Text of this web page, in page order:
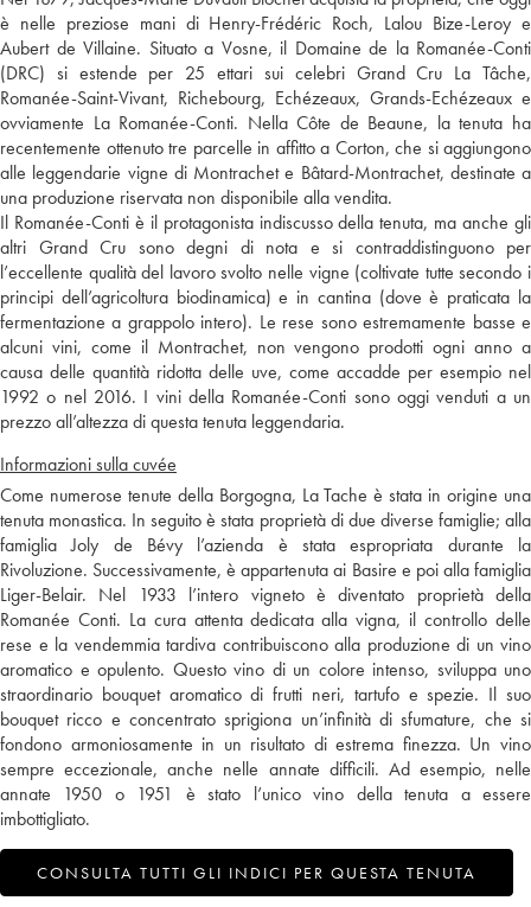
è nelle preziose mani di Henry-Frédéric Roch, Lalou Bize-Leroy e
Aubert de Villaine. Situato a Vosne, il Domaine de la Romanée-Conti
(DRC) si estende per 25 ettari sui celebri Grand Cru La Tâche,
Romanée-Saint-Vivant, Richebourg, Echézeaux, Grands-Echézeaux e
ovviamente La Romanée-Conti. Nella Côte de Beaune, la tenuta ha
recentemente ottenuto tre parcelle in affitto a Corton, che si aggiungono
alle leggendarie vigne di Montrachet e Bâtard-Montrachet, destinate a
una produzione riservata non disponibile alla vendita.
Il Romanée-Conti è il protagonista indiscusso della tenuta, ma anche gli
altri Grand Cru sono degni di nota e si contraddistinguono per
l’eccellente qualità del lavoro svolto nelle vigne (coltivate tutte secondo i
principi dell’agricoltura biodinamica) e in cantina (dove è praticata la
fermentazione a grappolo intero). Le rese sono estremamente basse e
alcuni vini, come il Montrachet, non vengono prodotti ogni anno a
causa delle quantità ridotta delle uve, come accadde per esempio nel
1992 o nel 2016. I vini della Romanée-Conti sono oggi venduti a un
prezzo all’altezza di questa tenuta leggendaria.
Informazioni sulla cuvée
Come numerose tenute della Borgogna, La Tache è stata in origine una
tenuta monastica. In seguito è stata proprietà di due diverse famiglie; alla
famiglia Joly de Bévy l’azienda è stata espropriata durante la
Rivoluzione. Successivamente, è appartenuta ai Basire e poi alla famiglia
Liger-Belair. Nel 1933 l’intero vigneto è diventato proprietà della
Romanée Conti. La cura attenta dedicata alla vigna, il controllo delle
rese e la vendemmia tardiva contribuiscono alla produzione di un vino
aromatico e opulento. Questo vino di un colore intenso, sviluppa uno
straordinario bouquet aromatico di frutti neri, tartufo e spezie. Il suo
bouquet ricco e concentrato sprigiona un’infinità di sfumature, che si
fondono armoniosamente in un risultato di estrema finezza. Un vino
sempre eccezionale, anche nelle annate difficili. Ad esempio, nelle
annate 1950 o 1951 è stato l’unico vino della tenuta a essere
imbottigliato.
CONSULTA TUTTI GLI INDICI PER QUESTA TENUTA